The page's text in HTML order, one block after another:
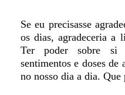
Se eu precisasse
os dias, agradeceria a
Ter poder sobre si
sentimentos e doses de
no nosso dia a dia.